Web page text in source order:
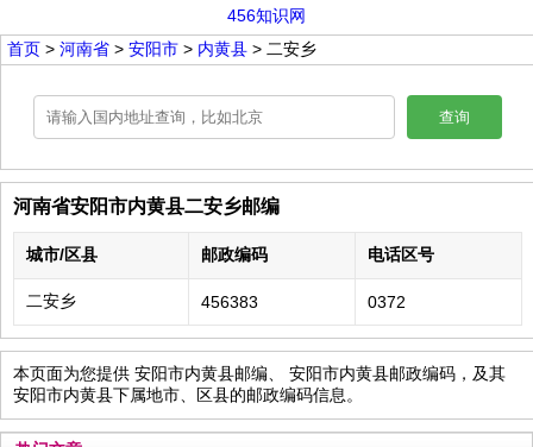
456知识网
首页 > 河南省 > 安阳市 > 内黄县 > 二安乡
查询
河南省安阳市内黄县二安乡邮编
城市/区县 邮政编码 电话区号
二安乡 456383 0372
本页面为您提供 安阳市内黄县邮编、 安阳市内黄县邮政编码，及其
安阳市内黄县下属地市、区县的邮政编码信息。